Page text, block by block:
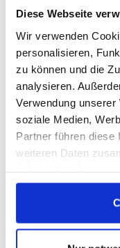
Diese Webseite
Wir verwenden
personalisieren,
zu können und die
analysieren.
Verwendung
soziale Medien,
Partner führen diese
weiteren Daten
gesammelt haben.
Cookies, wenn Sie
nochmal
Kannst du uns
Moment oder
während des
Als wir nach
Meer saßen und
angeschaut
gedacht haben:
hier sein, und
durch die